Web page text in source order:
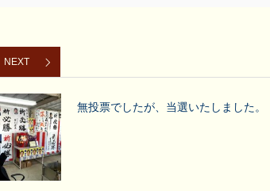
NEXT
無投票でしたが、当選いたしました。